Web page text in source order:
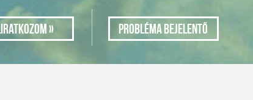
Probléma bejelentő